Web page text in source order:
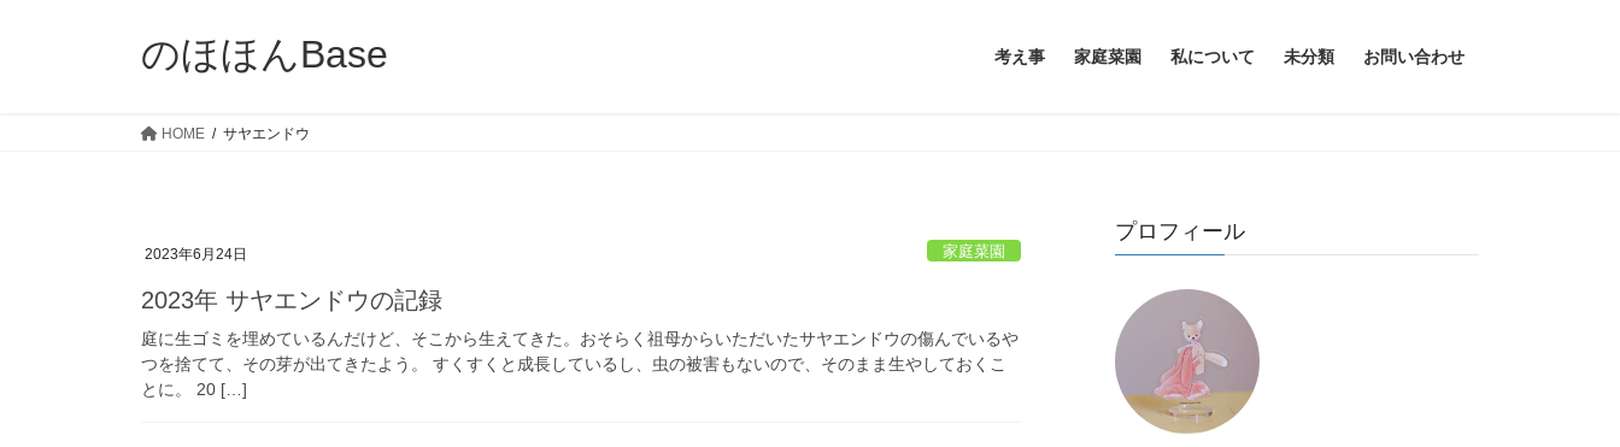
のほほんBase 考え事 家庭菜園 私について 未分類 お問い合わせ
HOME サヤエンドウ
2023年6月24日 家庭菜園
2023年 サヤエンドウの記録
庭に生ゴミを埋めているんだけど、そこから生えてきた。おそらく祖母からいただいたサヤエンドウの傷んでいるや
つを捨てて、その芽が出てきたよう。 すくすくと成長しているし、虫の被害もないので、そのまま生やしておくこ
とに。 20 […]
プロフィール